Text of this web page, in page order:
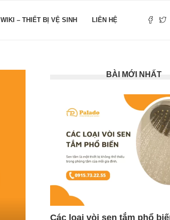
WIKI – THIẾT BỊ VỆ SINH LIÊN HỆ
BÀI MỚI NHẤT
Các loại vòi sen tắm phổ